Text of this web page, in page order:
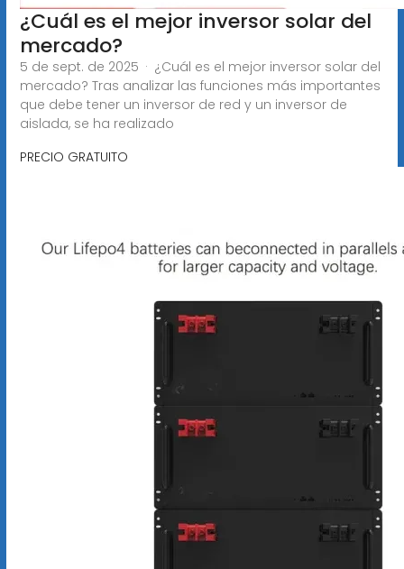
¿Cuál es el mejor inversor solar del
mercado?
5 de sept. de 2025 · ¿Cuál es el mejor inversor solar del
mercado? Tras analizar las funciones más importantes
que debe tener un inversor de red y un inversor de
aislada, se ha realizado
PRECIO GRATUITO